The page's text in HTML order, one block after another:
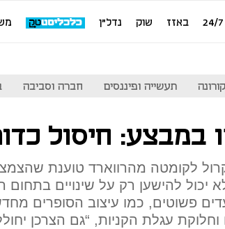
24/7 באזז שוק נדל"ן
קורונה תעשייה ופיננסים חברה וסביבה
במבצע: חיסול
לקומטה מהרווארד טוענת
יכול להישען רק על שינויים בתחום
פשוטים, כמו עיצוב הסופרים
עגלת הקניות, “גם הצרכן יחולל